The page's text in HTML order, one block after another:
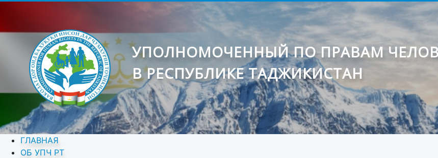
УПОЛНОМОЧЕННЫЙ ПО ПРАВАМ
В РЕСПУБЛИКЕ ТАДЖИКИСТАН
ГЛАВНАЯ
ОБ УПЧ РТ